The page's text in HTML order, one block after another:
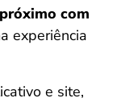
com
experiência
e site,